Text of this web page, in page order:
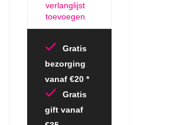
verlanglijst
toevoegen
Gratis
bezorging
vanaf €20 *
Gratis
gift vanaf